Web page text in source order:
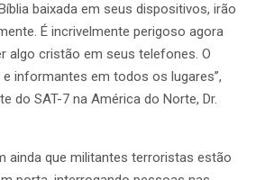
baixada em seus dispositivos, irão
É incrivelmente perigoso agora
algo cristão em seus telefones. O
informantes em todos os lugares”,
do SAT-7 na América do Norte, Dr.
ainda que militantes terroristas estão